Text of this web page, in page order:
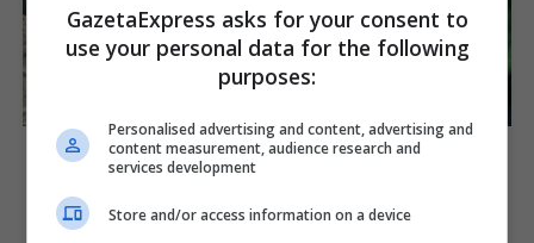
The Truth Will Finally Set
Gina Carano Free
The 90s Was A Fantastic
Decade For Fans Of Action
Brainberries
GazetaExpress asks for your consent to
use your personal data for the following
purposes:
Personalised advertising and content, advertising and
content measurement, audience research and
services development
Store and/or access information on a device